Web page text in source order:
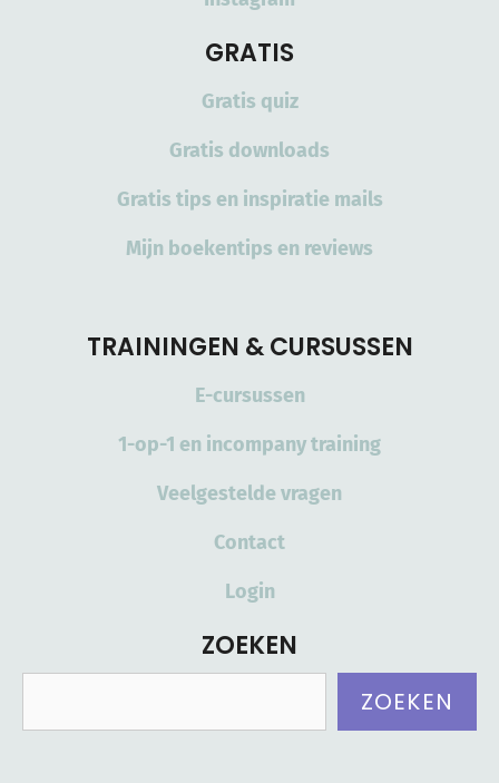
GRATIS
Gratis quiz
Gratis downloads
Gratis tips en inspiratie mails
Mijn boekentips en reviews
TRAININGEN & CURSUSSEN
E-cursussen
1-op-1 en incompany training
Veelgestelde vragen
Contact
Login
ZOEKEN
ZOEKEN